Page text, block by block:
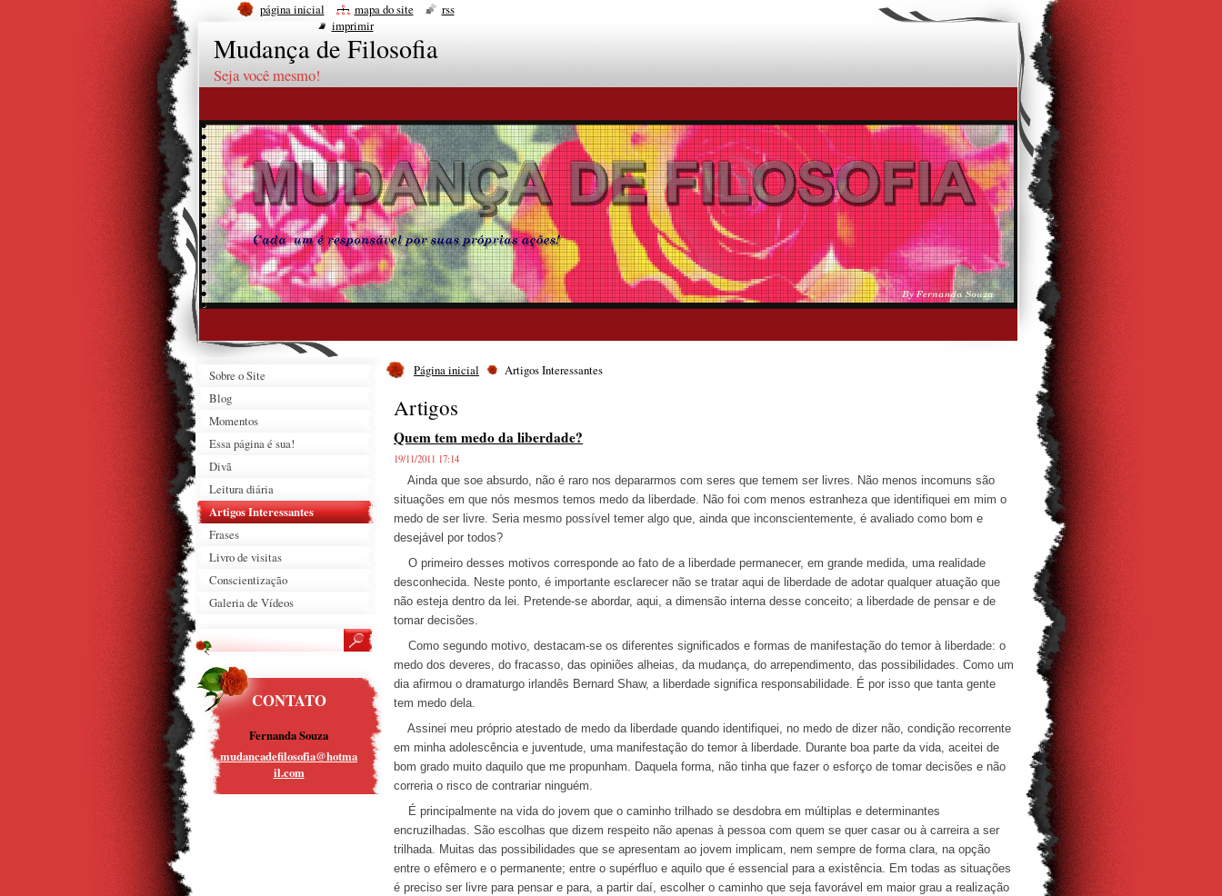
Mudança de Filosofia
Seja você mesmo!
Página inicial Artigos Interessantes
Artigos
Quem tem medo da liberdade?
19/11/2011 17:14
Ainda que soe absurdo, não é raro nos depararmos com seres que temem ser livres. Não menos incomuns são
situações em que nós mesmos temos medo da liberdade. Não foi com menos estranheza que identifiquei em mim o
medo de ser livre. Seria mesmo possível temer algo que, ainda que inconscientemente, é avaliado como bom e
desejável por todos?
O primeiro desses motivos corresponde ao fato de a liberdade permanecer, em grande medida, uma realidade
desconhecida. Neste ponto, é importante esclarecer não se tratar aqui de liberdade de adotar qualquer atuação que
não esteja dentro da lei. Pretende-se abordar, aqui, a dimensão interna desse conceito; a liberdade de pensar e de
tomar decisões.
Como segundo motivo, destacam-se os diferentes significados e formas de manifestação do temor à liberdade: o
medo dos deveres, do fracasso, das opiniões alheias, da mudança, do arrependimento, das possibilidades. Como um
dia afirmou o dramaturgo irlandês Bernard Shaw, a liberdade significa responsabilidade. É por isso que tanta gente
tem medo dela.
Assinei meu próprio atestado de medo da liberdade quando identifiquei, no medo de dizer não, condição recorrente
em minha adolescência e juventude, uma manifestação do temor à liberdade. Durante boa parte da vida, aceitei de
bom grado muito daquilo que me propunham. Daquela forma, não tinha que fazer o esforço de tomar decisões e não
correria o risco de contrariar ninguém.
É principalmente na vida do jovem que o caminho trilhado se desdobra em múltiplas e determinantes
encruzilhadas. São escolhas que dizem respeito não apenas à pessoa com quem se quer casar ou à carreira a ser
trilhada. Muitas das possibilidades que se apresentam ao jovem implicam, nem sempre de forma clara, na opção
entre o efêmero e o permanente; entre o supérfluo e aquilo que é essencial para a existência. Em todas as situações
é preciso ser livre para pensar e para, a partir daí, escolher o caminho que seja favorável em maior grau a realização
Sobre o Site
Blog
Momentos
Essa página é sua!
Divã
Leitura diária
Artigos Interessantes
Frases
Livro de visitas
Conscientização
Galeria de Vídeos
CONTATO
Fernanda Souza
mudancadefilosofia@hotma
il.com
página inicial mapa do site
rss
imprimir